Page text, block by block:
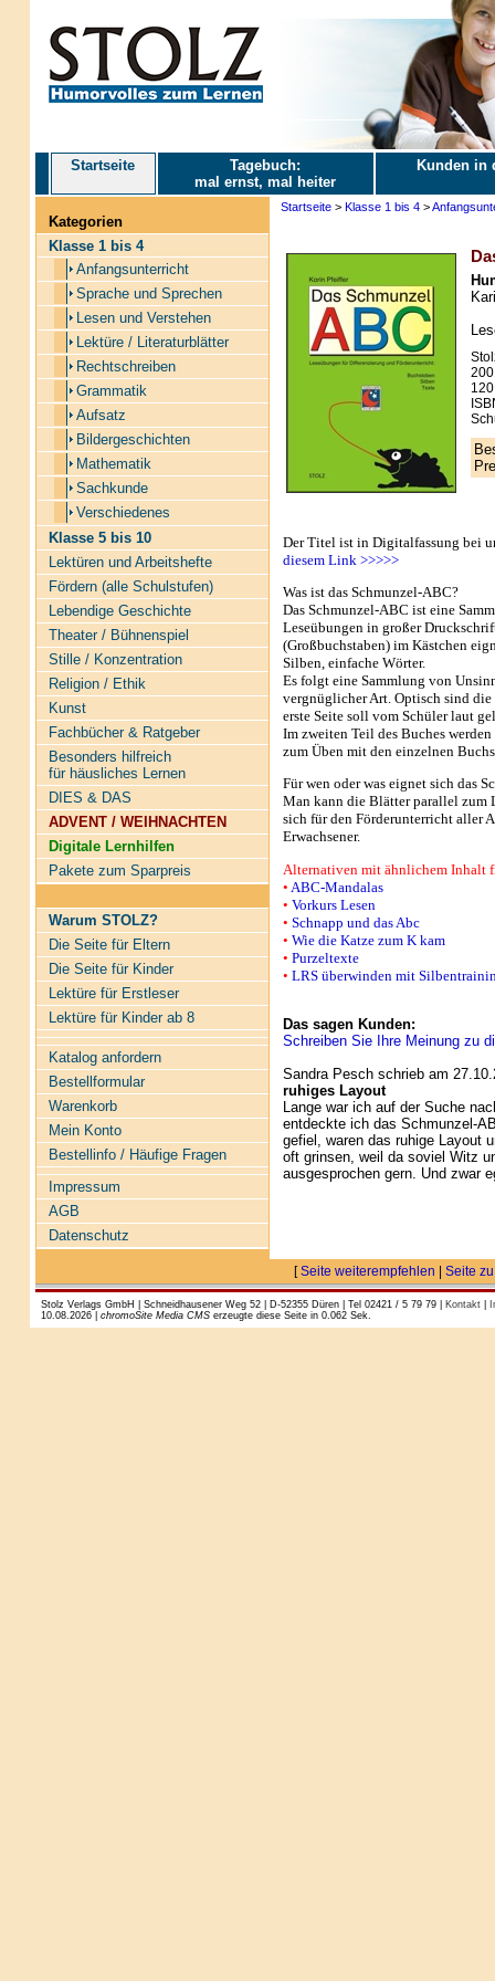
Startseite
Tagebuch:
mal ernst, mal heiter
Kunden in
Kategorien
Klasse 1 bis 4
Anfangsunterricht
Sprache und Sprechen
Lesen und Verstehen
Lektüre / Literaturblätter
Rechtschreiben
Grammatik
Aufsatz
Bildergeschichten
Mathematik
Sachkunde
Verschiedenes
Klasse 5 bis 10
Lektüren und Arbeitshefte
Fördern (alle Schulstufen)
Lebendige Geschichte
Theater / Bühnenspiel
Stille / Konzentration
Religion / Ethik
Kunst
Fachbücher & Ratgeber
Besonders hilfreich
für häusliches Lernen
DIES & DAS
ADVENT / WEIHNACHTEN
Digitale Lernhilfen
Pakete zum Sparpreis
Warum STOLZ?
Die Seite für Eltern
Die Seite für Kinder
Lektüre für Erstleser
Lektüre für Kinder ab 8
Katalog anfordern
Bestellformular
Warenkorb
Mein Konto
Bestellinfo / Häufige Fragen
Impressum
AGB
Datenschutz
Startseite> Klasse 1 bis 4>
Der Titel ist in Digitalfassung bei
diesem Link >>>>>
Was ist das Schmunzel-ABC?
Das Schmunzel-ABC ist eine
Leseübungen in großer
(Großbuchstaben) im Kästchen
Silben, einfache Wörter.
Es folgt eine Sammlung von
vergnüglicher Art. Optisch sind
erste Seite soll vom Schüler laut
Im zweiten Teil des Buches
zum Üben mit den einzelnen
Für wen oder was eignet sich das
Man kann die Blätter parallel zum
sich für den Förderunterricht aller
Erwachsener.
Alternativen mit ähnlichem Inhalt
• ABC-Mandalas
• Vorkurs Lesen
• Schnapp und das Abc
• Wie die Katze zum K kam
• Purzeltexte
• LRS überwinden mit
Das sagen Kunden:
Schreiben Sie Ihre Meinung zu
Sandra Pesch schrieb am
ruhiges Layout
Lange war ich auf der Suche
entdeckte ich das Schmunzel-
gefiel, waren das ruhige Layout
oft grinsen, weil da soviel Witz
ausgesprochen gern. Und zwar
[Seite weiterempfehlen Seite
Stolz Verlags GmbH | Schneidhausener Weg 52 | D-52355 Düren | Tel 02421 / 5 79 79 | Kontakt|
10.08.2026 | chromoSite Media CMSerzeugte diese Seite in 0.062 Sek.